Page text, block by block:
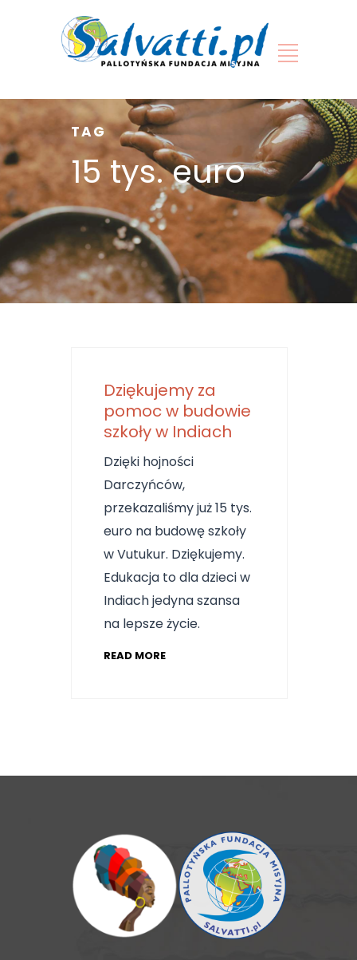
TAG
15 tys. euro
Dziękujemy za
pomoc w budowie
szkoły w Indiach
Dzięki hojności
Darczyńców,
przekazaliśmy już 15 tys.
euro na budowę szkoły
w Vutukur. Dziękujemy.
Edukacja to dla dzieci w
Indiach jedyna szansa
na lepsze życie.
READ MORE